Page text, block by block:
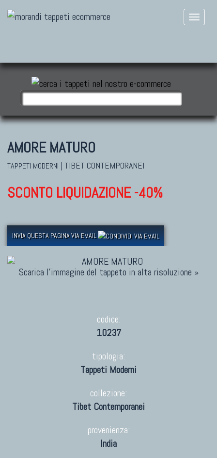
AMORE MATURO
TAPPETI MODERNI | TIBET CONTEMPORANEI
SCONTO LIQUIDAZIONE -40%
INVIA QUESTA PAGINA VIA EMAIL
Scarica l'immagine del tappeto in alta risoluzione »
codice:
10237
tipologia:
Tappeti Moderni
collezione:
Tibet Contemporanei
provenienza:
India